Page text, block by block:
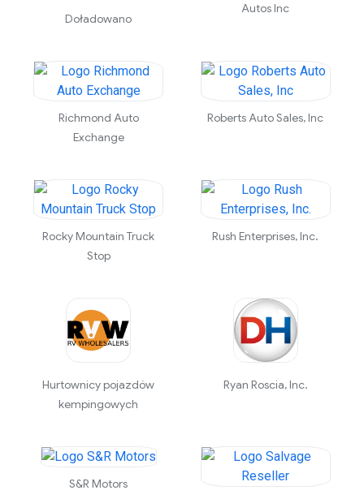
Doładowano
Autos Inc
Richmond Auto
Exchange
Roberts Auto Sales, Inc
Rocky Mountain Truck
Stop
Rush Enterprises, Inc.
Hurtownicy pojazdów
kempingowych
Ryan Roscia, Inc.
S&R Motors